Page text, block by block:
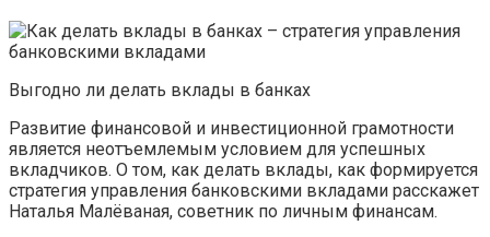
Выгодно ли делать вклады в банках
Развитие финансовой и инвестиционной грамотности
является неотъемлемым условием для успешных
вкладчиков. О том, как делать вклады, как формируется
стратегия управления банковскими вкладами расскажет
Наталья Малёваная, советник по личным финансам.